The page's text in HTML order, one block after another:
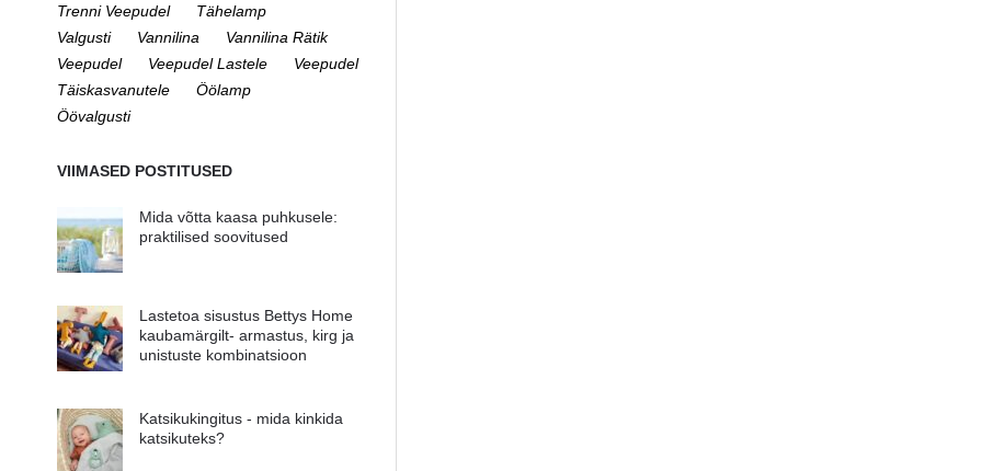
Trenni Veepudel
Tähelamp
Valgusti
Vannilina
Vannilina Rätik
Veepudel
Veepudel Lastele
Veepudel
Täiskasvanutele
Öölamp
Öövalgusti
VIIMASED POSTITUSED
Mida võtta kaasa puhkusele:
praktilised soovitused
Lastetoa sisustus Bettys Home
kaubamärgilt- armastus, kirg ja
unistuste kombinatsioon
Katsikukingitus - mida kinkida
katsikuteks?